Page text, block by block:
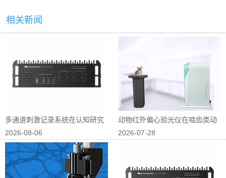
相关新闻
多通道刺激记录系统在认知研究
中的应用
2026-08-06
动物红外偏心验光仪在啮齿类动
物屈光研究中...
2026-07-28